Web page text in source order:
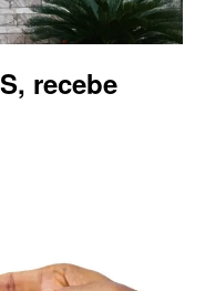
recebe